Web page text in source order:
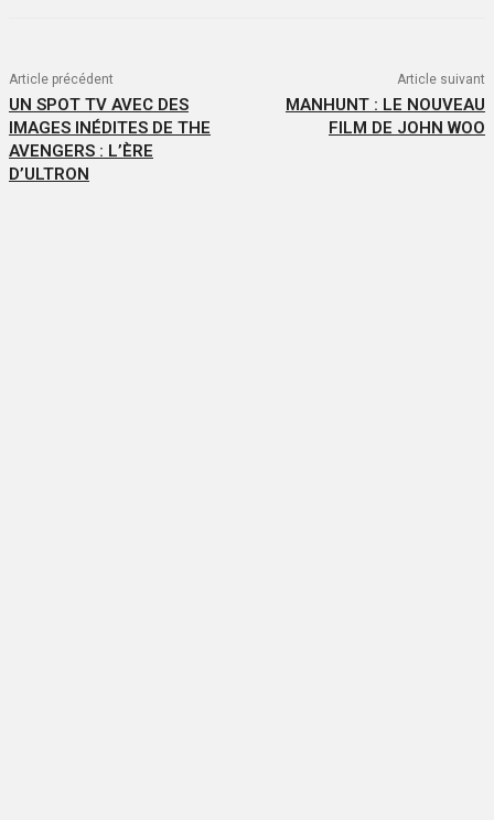
Article précédent
UN SPOT TV AVEC DES
IMAGES INÉDITES DE THE
AVENGERS : L’ÈRE
D’ULTRON
Article suivant
MANHUNT : LE NOUVEAU
FILM DE JOHN WOO